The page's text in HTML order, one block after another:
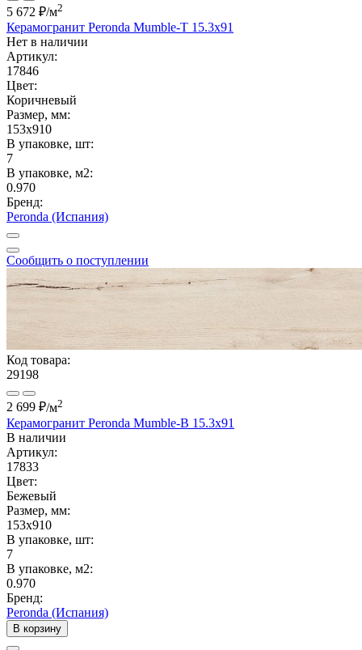
5 672 ₽/м2
Керамогранит Peronda Mumble-T 15.3x91
Нет в наличии
Артикул:
17846
Цвет:
Коричневый
Размер, мм:
153x910
В упаковке, шт:
7
В упаковке, м2:
0.970
Бренд:
Peronda (Испания)
Сообщить о поступлении
Код товара:
29198
2 699 ₽/м2
Керамогранит Peronda Mumble-B 15.3x91
В наличии
Артикул:
17833
Цвет:
Бежевый
Размер, мм:
153x910
В упаковке, шт:
7
В упаковке, м2:
0.970
Бренд:
Peronda (Испания)
В корзину